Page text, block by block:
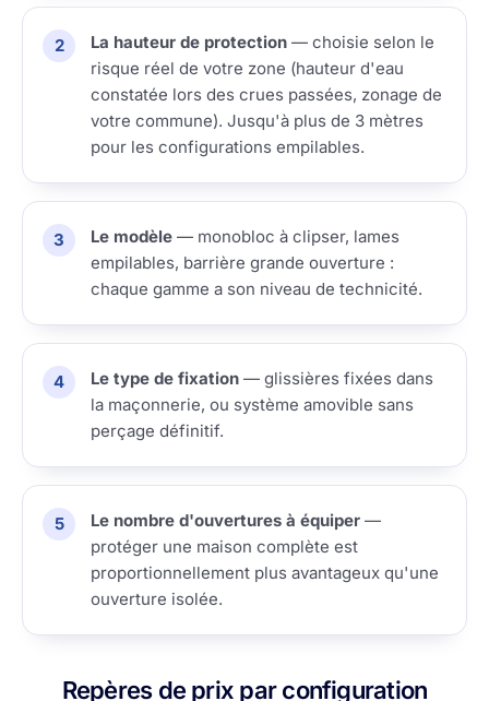
La hauteur de protection — choisie selon le
risque réel de votre zone (hauteur d'eau
constatée lors des crues passées, zonage de
votre commune). Jusqu'à plus de 3 mètres
pour les configurations empilables.
Le modèle — monobloc à clipser, lames
empilables, barrière grande ouverture :
chaque gamme a son niveau de technicité.
Le type de fixation — glissières fixées dans
la maçonnerie, ou système amovible sans
perçage définitif.
Le nombre d'ouvertures à équiper —
protéger une maison complète est
proportionnellement plus avantageux qu'une
ouverture isolée.
Repères de prix par configuration